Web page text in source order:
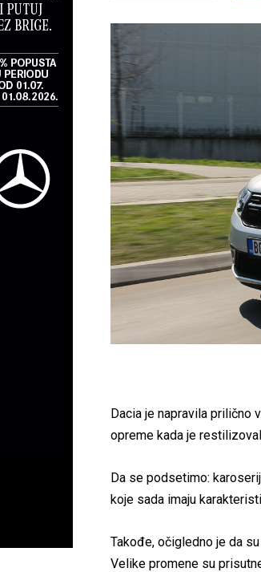
Dacia je napravila prilično
opreme kada je
Da se podsetimo:
koje sada imaju
Takođe, očigledno je da
Velike promene su